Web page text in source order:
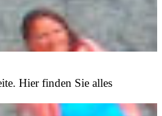
Hier finden Sie alles